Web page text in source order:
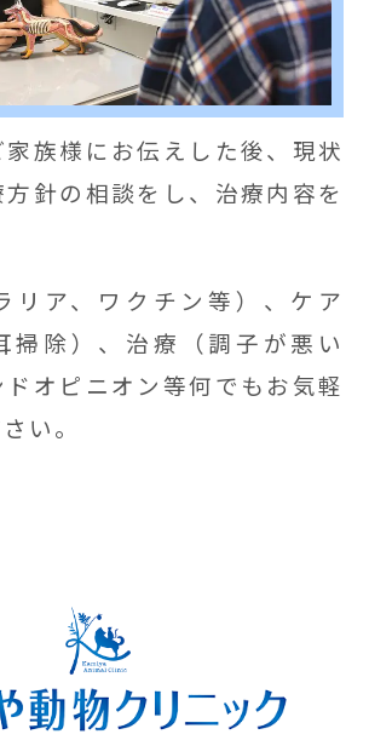
族様にお伝えした後、現状
針の相談をし、治療内容を
リア、ワクチン等）、ケア
掃除）、治療（調子が悪い
オピニオン等何でもお気軽
い。